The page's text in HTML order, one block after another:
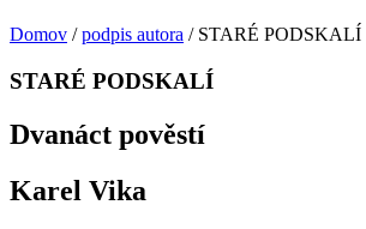
Domov /podpis autora / STARÉ PODSKALÍ
STARÉ PODSKALÍ
Dvanáct pověstí
Karel Vika